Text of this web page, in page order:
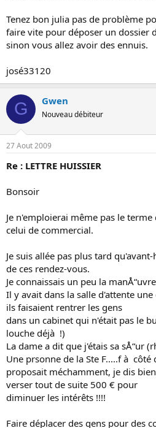
Tenez bon julia pas de problème
faire vite pour déposer un dossier
sinon vous allez avoir des ennuis.
josé33120
G Gwen
Nouveau débiteur
27 Aout 2009
Re : LETTRE HUISSIER
Bonsoir
Je n'emploierai même pas le
celui de commercial.
Je suis allée pas plus tard
de ces rendez-vous.
Je connaissais un peu la
Il y avait dans la salle d'attente
ils faisaient rentrer les gens
dans un cabinet qui n'était pas le
louche déjà !)
La dame a dit que j'étais sa sÅ“ur
Une prsonne de la Ste F.....f à côté
proposait méchamment, je dis
verser tout de suite 500 € pour
diminuer les intérêts !!!!
Faire déplacer des gens pour des